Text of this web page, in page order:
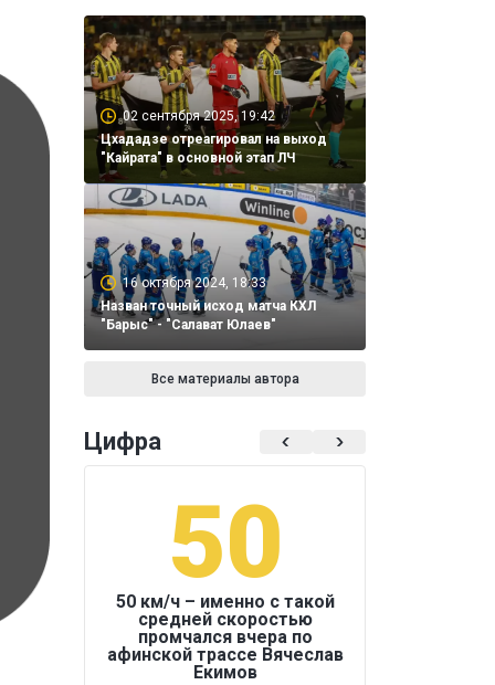
02 сентября 2025, 19:42
Цхададзе отреагировал на выход
"Кайрата" в основной этап ЛЧ
16 октября 2024, 18:33
Назван точный исход матча КХЛ
"Барыс" - "Салават Юлаев"
Все материалы автора
Цифра
50
50 км/ч – именно с такой
средней скоростью
промчался вчера по
афинской трассе Вячеслав
Екимов